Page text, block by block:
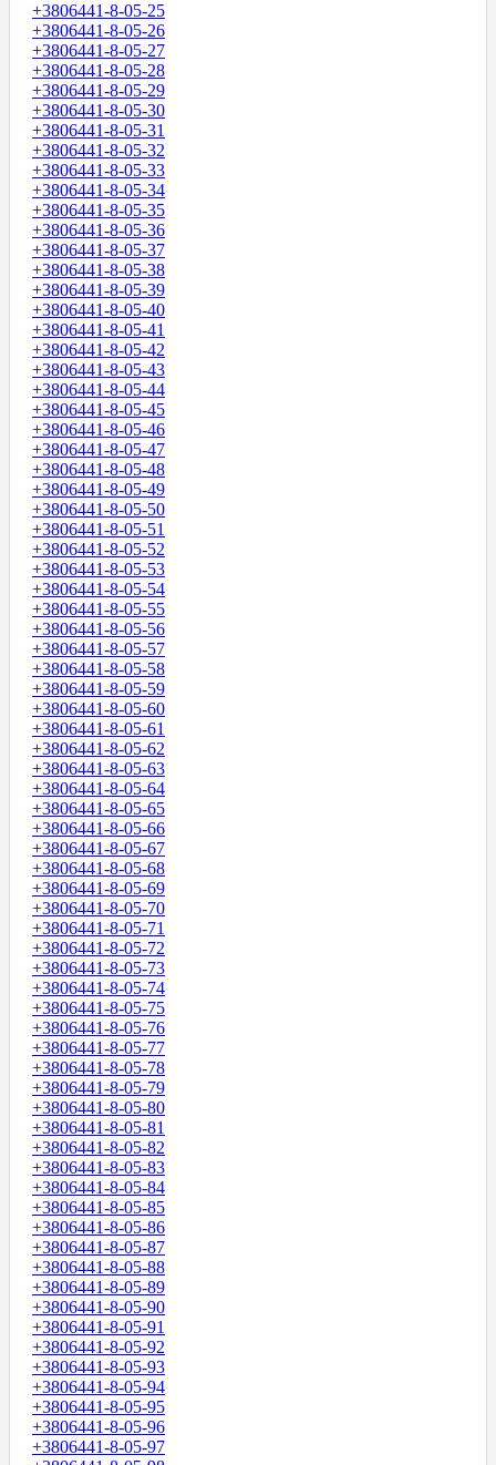
+3806441-8-05-25
+3806441-8-05-26
+3806441-8-05-27
+3806441-8-05-28
+3806441-8-05-29
+3806441-8-05-30
+3806441-8-05-31
+3806441-8-05-32
+3806441-8-05-33
+3806441-8-05-34
+3806441-8-05-35
+3806441-8-05-36
+3806441-8-05-37
+3806441-8-05-38
+3806441-8-05-39
+3806441-8-05-40
+3806441-8-05-41
+3806441-8-05-42
+3806441-8-05-43
+3806441-8-05-44
+3806441-8-05-45
+3806441-8-05-46
+3806441-8-05-47
+3806441-8-05-48
+3806441-8-05-49
+3806441-8-05-50
+3806441-8-05-51
+3806441-8-05-52
+3806441-8-05-53
+3806441-8-05-54
+3806441-8-05-55
+3806441-8-05-56
+3806441-8-05-57
+3806441-8-05-58
+3806441-8-05-59
+3806441-8-05-60
+3806441-8-05-61
+3806441-8-05-62
+3806441-8-05-63
+3806441-8-05-64
+3806441-8-05-65
+3806441-8-05-66
+3806441-8-05-67
+3806441-8-05-68
+3806441-8-05-69
+3806441-8-05-70
+3806441-8-05-71
+3806441-8-05-72
+3806441-8-05-73
+3806441-8-05-74
+3806441-8-05-75
+3806441-8-05-76
+3806441-8-05-77
+3806441-8-05-78
+3806441-8-05-79
+3806441-8-05-80
+3806441-8-05-81
+3806441-8-05-82
+3806441-8-05-83
+3806441-8-05-84
+3806441-8-05-85
+3806441-8-05-86
+3806441-8-05-87
+3806441-8-05-88
+3806441-8-05-89
+3806441-8-05-90
+3806441-8-05-91
+3806441-8-05-92
+3806441-8-05-93
+3806441-8-05-94
+3806441-8-05-95
+3806441-8-05-96
+3806441-8-05-97